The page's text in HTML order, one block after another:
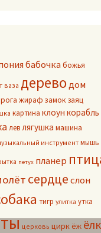
бабочкабожья
ваза дереводом
жираф замокзаяц
картина клоун корабль
левлягушка машина
инструментмышь
петух планер
сердцеслон
тигр улитка утка
церковь циркёж